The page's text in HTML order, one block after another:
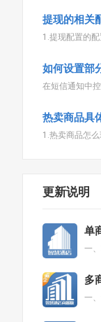
提现的相关
更新说明
单
多